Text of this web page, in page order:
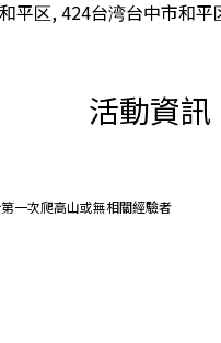
和平区, 424台湾台中市和平
活動資訊
一次爬高山或無相關經驗者